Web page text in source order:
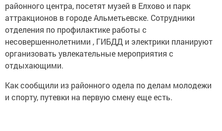
районного центра, посетят музей в Елхово и парк
аттракционов в городе Альметьевске. Сотрудники
отделения по профилактике работы с
несовершеннолетними , ГИБДД и электрики планируют
организовать увлекательные мероприятия с
отдыхающими.
Как сообщили из районного одела по делам молодежи
и спорту, путевки на первую смену еще есть.